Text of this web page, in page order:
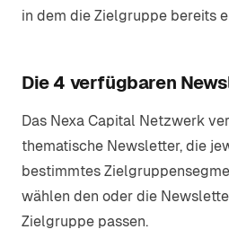
in dem die Zielgruppe bereits
Die 4 verfügbaren
Das Nexa Capital Netzwerk
thematische Newsletter, die
bestimmtes
wählen den oder die
Zielgruppe passen.